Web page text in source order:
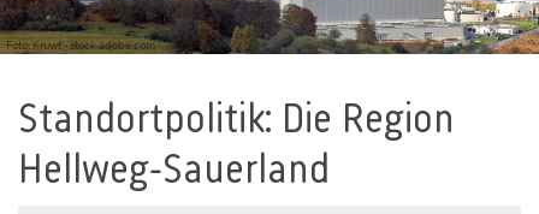
Foto: Kruwt - stock.adobe.com
Standortpolitik: Die Region
Hellweg-Sauerland